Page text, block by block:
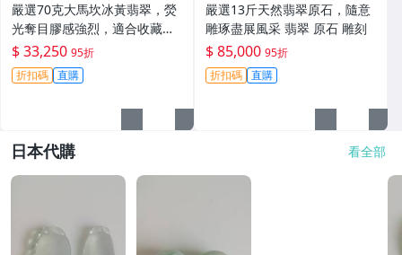
嚴選70克大馬坎冰黃翡翠，熒
光奪目膠感強烈，適合收藏與
把玩。 翡翠 碧玉 A貨 翡翠玉
佩
$ 33,250 95折
折扣碼 直購
嚴選13斤天然翡翠原石，隨意
雕琢盡展風采 翡翠 原石 雕刻
$ 85,000 95折
折扣碼 直購
日本代購 看全部